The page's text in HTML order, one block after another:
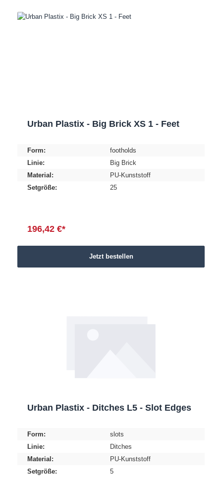
Urban Plastix - Big Brick XS 1 - Feet
Form:
footholds
Linie:
Big Brick
Material:
PU-Kunststoff
Setgröße:
25
196,42 €*
Jetzt bestellen
Urban Plastix - Ditches L5 - Slot Edges
Form:
slots
Linie:
Ditches
Material:
PU-Kunststoff
Setgröße:
5